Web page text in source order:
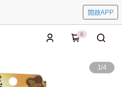
開啟APP
0
1/4